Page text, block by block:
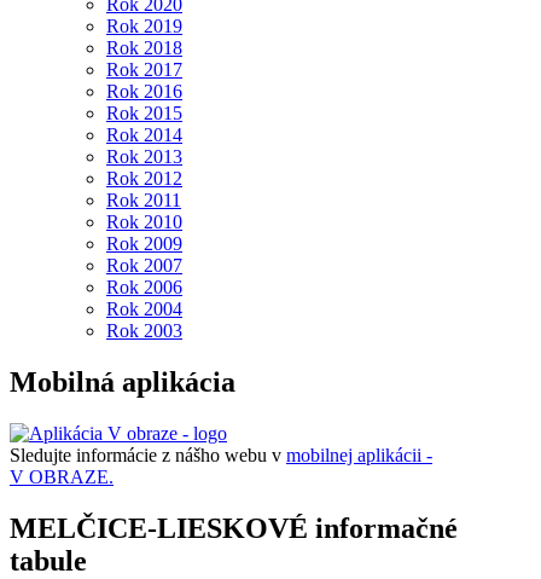
Rok 2020
Rok 2019
Rok 2018
Rok 2017
Rok 2016
Rok 2015
Rok 2014
Rok 2013
Rok 2012
Rok 2011
Rok 2010
Rok 2009
Rok 2007
Rok 2006
Rok 2004
Rok 2003
Mobilná aplikácia
Sledujte informácie z nášho webu v mobilnej aplikácii -
V OBRAZE.
MELČICE-LIESKOVÉ informačné
tabule